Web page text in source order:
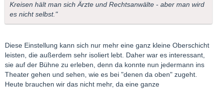
Kreisen hält man sich Ärzte und Rechtsanwälte - aber man wird
es nicht selbst."
Diese Einstellung kann sich nur mehr eine ganz kleine Oberschicht
leisten, die außerdem sehr isoliert lebt. Daher war es interessant,
sie auf der Bühne zu erleben, denn da konnte nun jedermann ins
Theater gehen und sehen, wie es bei "denen da oben" zugeht.
Heute brauchen wir das nicht mehr, da eine ganze